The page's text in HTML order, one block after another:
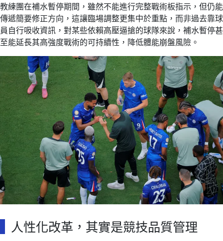
教練團在補水暫停期間，雖然不能進行完整戰術板指示，但仍能
傳遞簡要修正方向，這讓臨場調整更集中於重點，而非過去靠球
員自行吸收資訊，對某些依賴高壓逼搶的球隊來說，補水暫停甚
至能延長其高強度戰術的可持續性，降低體能崩盤風險。
人性化改革，其實是競技品質管理